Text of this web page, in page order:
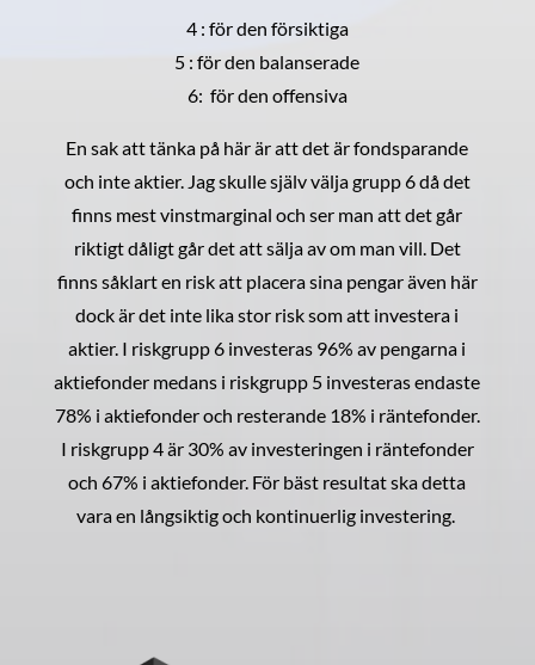
4 : för den försiktiga
5 : för den balanserade
6: för den offensiva
En sak att tänka på här är att det är fondsparande
och inte aktier. Jag skulle själv välja grupp 6 då det
finns mest vinstmarginal och ser man att det går
riktigt dåligt går det att sälja av om man vill. Det
finns såklart en risk att placera sina pengar även här
dock är det inte lika stor risk som att investera i
aktier. I riskgrupp 6 investeras 96% av pengarna i
aktiefonder medans i riskgrupp 5 investeras endaste
78% i aktiefonder och resterande 18% i räntefonder.
I riskgrupp 4 är 30% av investeringen i räntefonder
och 67% i aktiefonder. För bäst resultat ska detta
vara en långsiktig och kontinuerlig investering.